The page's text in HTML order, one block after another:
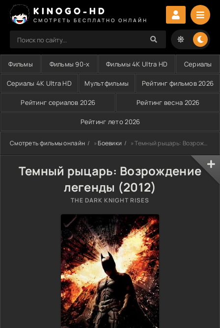
KINOGO-HD
СМОТРЕТЬ БЕСПЛАТНО ОНЛАЙН
Фильмы Фильмы 90-х Фильмы 4K Ultra HD Сериалы
Сериалы 4K Ultra HD Мультфильмы Рейтинг фильмов 2026
Рейтинг сериалов 2026 Рейтинг весна 2026
Рейтинг лето 2026
Смотреть фильмы онлайн »Боевики » Темный рыцарь: Возрождение легенды (2012)
Темный рыцарь: Возрождение
легенды (2012)
THE DARK KNIGHT RISES